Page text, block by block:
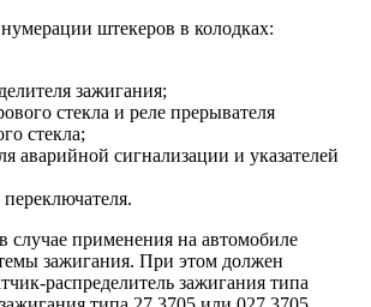
штекеров в колодках:
зажигания;
стекла и реле прерывателя
стекла;
аварийной сигнализации и указателей
случае применения на автомобиле
зажигания. При этом должен
распределитель зажигания типа